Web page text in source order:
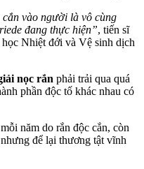
vào người là vô cùng
đang thực hiện”, tiến sĩ
Nhiệt đới và Vệ sinh dịch
nọc rắn phải trải qua quá
phần độc tố khác nhau có
năm do rắn độc cắn, còn
để lại thương tật vĩnh